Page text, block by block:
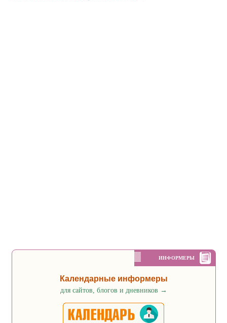
ИНФОРМЕРЫ
Календарные информеры
для сайтов, блогов и дневников →